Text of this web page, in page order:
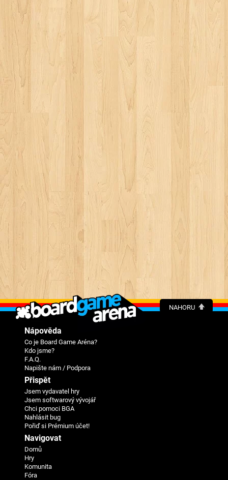
NAHORU
Nápověda
Co je Board Game Aréna?
Kdo jsme?
F.A.Q.
Napište nám / Podpora
Přispět
Jsem vydavatel hry
Jsem softwarový vývojář
Chci pomoci BGA
Nahlásit bug
Pořiď si Prémium účet!
Navigovat
Domů
Hry
Komunita
Fóra